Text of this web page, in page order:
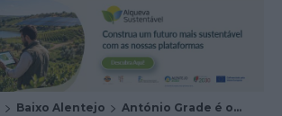
Baixo Alentejo António Grade é o...